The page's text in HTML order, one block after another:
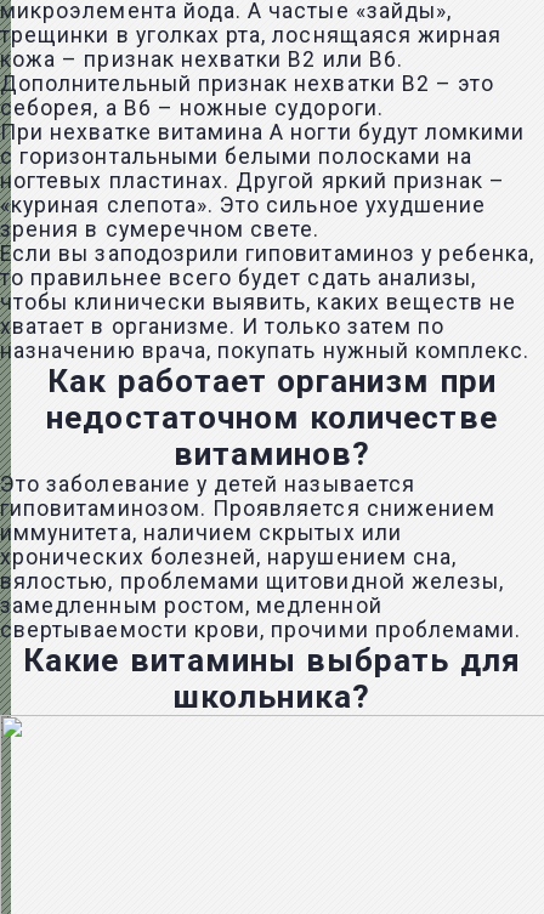
микроэлемента йода. А частые «зайды»,
трещинки в уголках рта, лоснящаяся жирная
кожа – признак нехватки В2 или В6.
Дополнительный признак нехватки В2 – это
себорея, а В6 – ножные судороги.
При нехватке витамина А ногти будут ломкими
с горизонтальными белыми полосками на
ногтевых пластинах. Другой яркий признак –
«куриная слепота». Это сильное ухудшение
зрения в сумеречном свете.
Если вы заподозрили гиповитаминоз у ребенка,
то правильнее всего будет сдать анализы,
чтобы клинически выявить, каких веществ не
хватает в организме. И только затем по
назначению врача, покупать нужный комплекс.
Как работает организм при
недостаточном количестве
витаминов?
Это заболевание у детей называется
гиповитаминозом. Проявляется снижением
иммунитета, наличием скрытых или
хронических болезней, нарушением сна,
вялостью, проблемами щитовидной железы,
замедленным ростом, медленной
свертываемости крови, прочими проблемами.
Какие витамины выбрать для
школьника?